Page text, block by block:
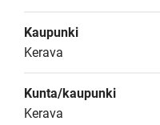
Kaupunki
Kerava
Kunta/kaupunki
Kerava